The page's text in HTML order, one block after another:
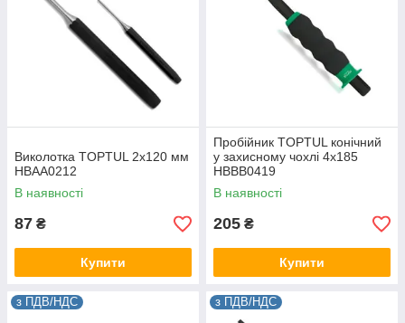
Виколотка TOPTUL 2х120 мм
HBAA0212
В наявності
87 ₴
Купити
Пробійник TOPTUL конічний
у захисному чохлі 4x185
HBBB0419
В наявності
205 ₴
Купити
з ПДВ/НДС з ПДВ/НДС